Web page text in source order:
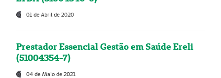
01 de Abril de 2020
Prestador Essencial Gestão em Saúde Ereli
(51004354-7)
04 de Maio de 2021